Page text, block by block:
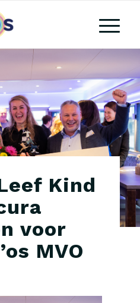
Kind
voor
MVO